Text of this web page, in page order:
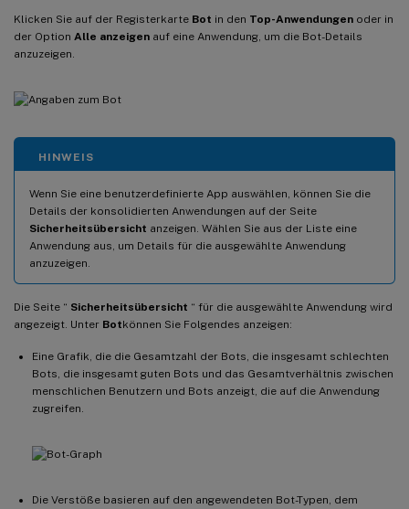
Klicken Sie auf der Registerkarte Bot in den Top-Anwendungen oder in
der Option Alle anzeigen auf eine Anwendung, um die Bot-Details
anzuzeigen.
HINWEIS
Wenn Sie eine benutzerdefinierte App auswählen, können Sie die
Details der konsolidierten Anwendungen auf der Seite
Sicherheitsübersicht anzeigen. Wählen Sie aus der Liste eine
Anwendung aus, um Details für die ausgewählte Anwendung
anzuzeigen.
Die Seite “ Sicherheitsübersicht “ für die ausgewählte Anwendung wird
angezeigt. Unter Botkönnen Sie Folgendes anzeigen:
Eine Grafik, die die Gesamtzahl der Bots, die insgesamt schlechten
Bots, die insgesamt guten Bots und das Gesamtverhältnis zwischen
menschlichen Benutzern und Bots anzeigt, die auf die Anwendung
zugreifen.
Die Verstöße basieren auf den angewendeten Bot-Typen, dem